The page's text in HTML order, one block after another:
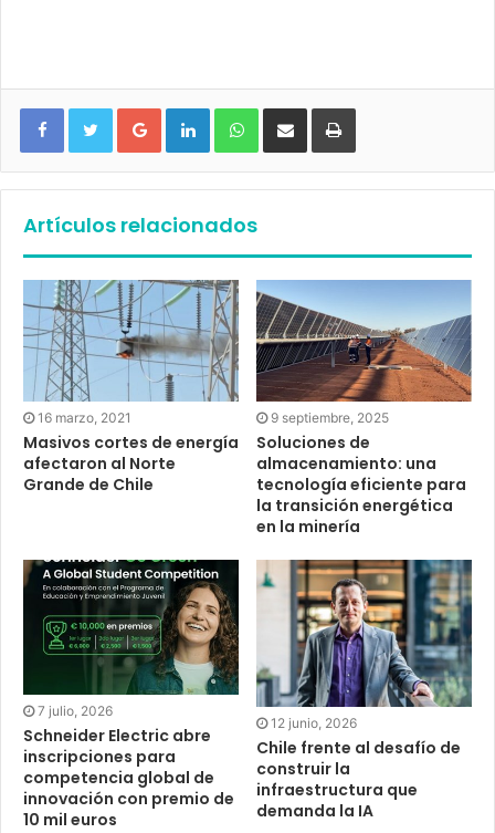
Google+ LinkedIn WhatsApp
Artículos relacionados
16 marzo, 2021
Masivos cortes de energía
afectaron al Norte
Grande de Chile
9 septiembre, 2025
Soluciones de
almacenamiento: una
tecnología eficiente para
la transición energética
en la minería
7 julio, 2026
Schneider Electric abre
inscripciones para
competencia global de
innovación con premio de
10 mil euros
12 junio, 2026
Chile frente al desafío de
construir la
infraestructura que
demanda la IA